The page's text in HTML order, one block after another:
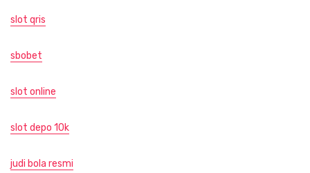
slot qris
sbobet
slot online
slot depo 10k
judi bola resmi